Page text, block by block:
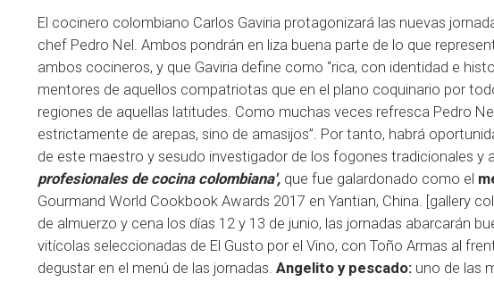
El cocinero colombiano Carlos Gaviria protagonizará las nuevas
chef Pedro Nel. Ambos pondrán en liza buena parte de lo que
ambos cocineros, y que Gaviria define como “rica, con identidad e
mentores de aquellos compatriotas que en el plano coquinario por
regiones de aquellas latitudes. Como muchas veces refresca Pedro
estrictamente de arepas, sino de amasijos”. Por tanto, habrá
de este maestro y sesudo investigador de los fogones tradicionales y
profesionales de cocina colombiana', que fue galardonado como el
Gourmand World Cookbook Awards 2017 en Yantian, China. [gallery
de almuerzo y cena los días 12 y 13 de junio, las jornadas abarcarán
vitícolas seleccionadas de El Gusto por el Vino, con Toño Armas al
degustar en el menú de las jornadas. Angelito y pescado: uno de las